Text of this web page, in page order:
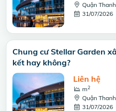
Quận
31/07/2026
Chung cư Stellar Garden
kết hay không?
Liên hệ
m2
Quận
31/07/2026